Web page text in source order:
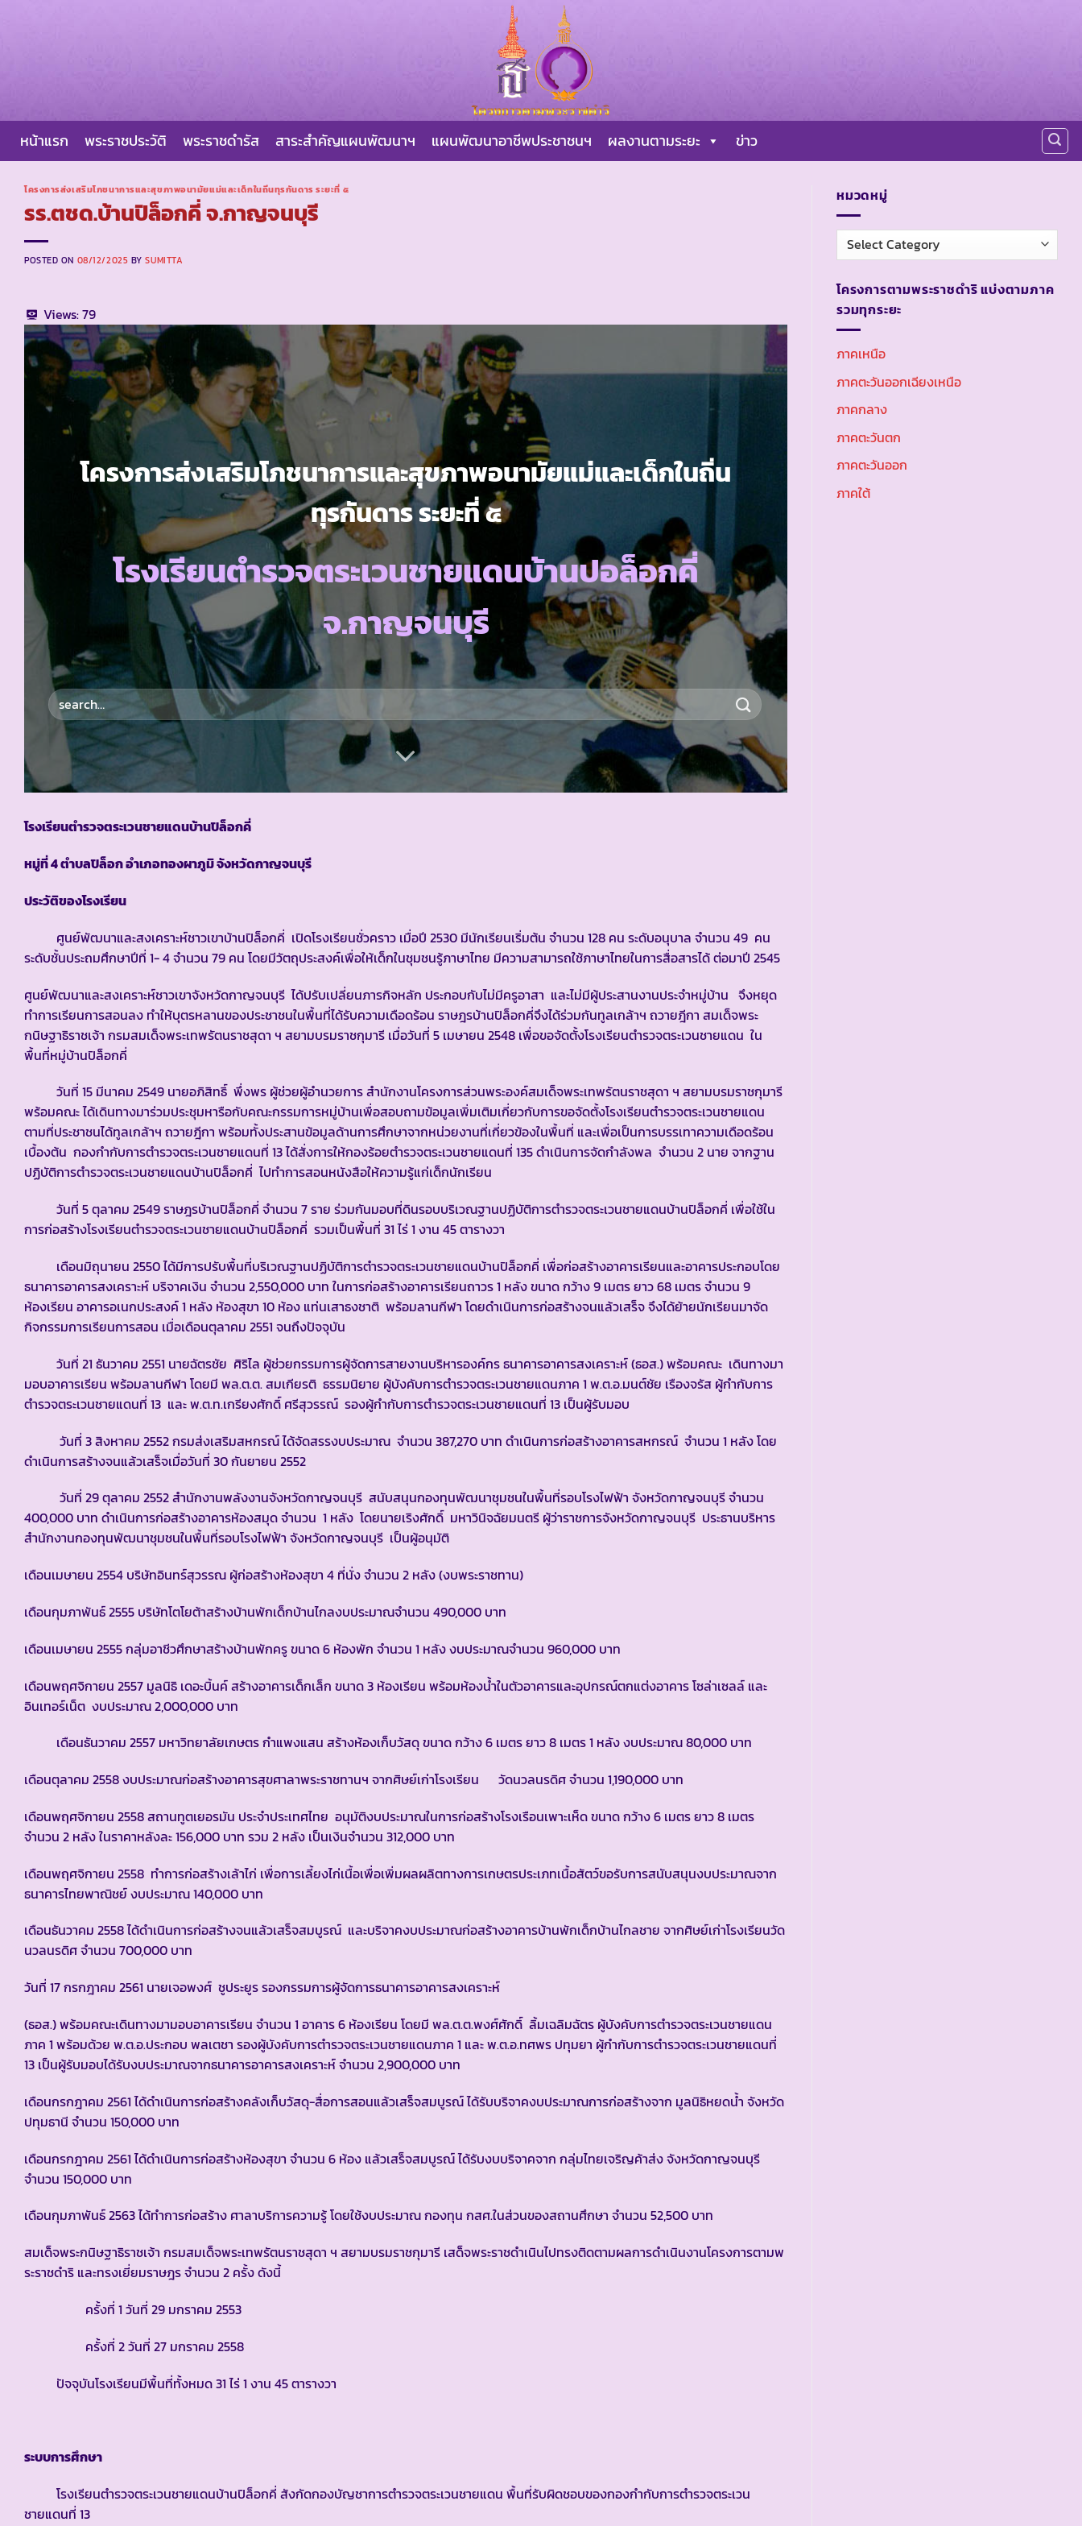
หน้าแรก พระราชประวัติ พระราชดำรัส สาระสำคัญแผนพัฒนาฯ แผนพัฒนาอาชีพประชาชนฯ ผลงานตามระยะ ข่าว
โครงการส่งเสริมโภชนาการและสุขภาพอนามัยแม่และเด็กในถิ่นทุรกันดาร ระยะที่ ๕
รร.ตชด.บ้านปิล็อกคี่ จ.กาญจนบุรี
POSTED ON 08/12/2025 BYSUMITTA
Views:79
โครงการส่งเสริมโภชนาการและสุขภาพอนามัยแม่และเด็กในถิ่น
ทุรกันดาร ระยะที่ ๕
โรงเรียนตำรวจตระเวนชายแดนบ้านปอล็อกคี่
จ.กาญจนบุรี
โรงเรียนตำรวจตระเวนชายแดนบ้านปิล็อกคี่
หมู่ที่4 ตำบลปิล็อก อำเภอทองผาภูมิ จังหวัดกาญจนบุรี
ประวัติของโรงเรียน
ศูนย์พัฒนาและสงเคราะห์ชาวเขาบ้านปิล็อกคี่ เปิดโรงเรียนชั่วคราว เมื่อปี 2530 มีนักเรียนเริ่มต้น จำนวน 128 คน ระดับอนุบาล จำนวน 49 คน
ระดับชั้นประถมศึกษาปีที่ 1- 4 จำนวน 79 คน โดยมีวัตถุประสงค์เพื่อให้เด็กในชุมชนรู้ภาษาไทย มีความสามารถใช้ภาษาไทยในการสื่อสารได้ ต่อมาปี 2545
ศูนย์พัฒนาและสงเคราะห์ชาวเขาจังหวัดกาญจนบุรี ได้ปรับเปลี่ยนภารกิจหลัก ประกอบกับไม่มีครูอาสา และไม่มีผู้ประสานงานประจำหมู่บ้าน จึงหยุด
ทำการเรียนการสอนลง ทำให้บุตรหลานของประชาชนในพื้นที่ได้รับความเดือดร้อน ราษฎรบ้านปิล็อกคี่จึงได้ร่วมกันทูลเกล้าฯ ถวายฎีกา สมเด็จพระ
กนิษฐาธิราชเจ้า กรมสมเด็จพระเทพรัตนราชสุดา ฯ สยามบรมราชกุมารี เมื่อวันที่ 5 เมษายน 2548 เพื่อขอจัดตั้งโรงเรียนตำรวจตระเวนชายแดน ใน
พื้นที่หมู่บ้านปิล็อกคี่
วันที่ 15 มีนาคม 2549 นายอภิสิทธิ์ พึ่งพร ผู้ช่วยผู้อำนวยการ สำนักงานโครงการส่วนพระองค์สมเด็จพระเทพรัตนราชสุดา ฯ สยามบรมราชกุมารี
พร้อมคณะ ได้เดินทางมาร่วมประชุมหารือกับคณะกรรมการหมู่บ้านเพื่อสอบถามข้อมูลเพิ่มเติมเกี่ยวกับการขอจัดตั้งโรงเรียนตำรวจตระเวนชายแดน
ตามที่ประชาชนได้ทูลเกล้าฯ ถวายฎีกา พร้อมทั้งประสานข้อมูลด้านการศึกษาจากหน่วยงานที่เกี่ยวข้องในพื้นที่ และเพื่อเป็นการบรรเทาความเดือดร้อน
เบื้องต้น กองกำกับการตำรวจตระเวนชายแดนที่ 13 ได้สั่งการให้กองร้อยตำรวจตระเวนชายแดนที่ 135 ดำเนินการจัดกำลังพล จำนวน 2 นาย จากฐาน
ปฏิบัติการตำรวจตระเวนชายแดนบ้านปิล็อกคี่ ไปทำการสอนหนังสือให้ความรู้แก่เด็กนักเรียน
วันที่ 5 ตุลาคม 2549 ราษฎรบ้านปิล็อกคี่ จำนวน 7 ราย ร่วมกันมอบที่ดินรอบบริเวณฐานปฏิบัติการตำรวจตระเวนชายแดนบ้านปิล็อกคี่ เพื่อใช้ใน
การก่อสร้างโรงเรียนตำรวจตระเวนชายแดนบ้านปิล็อกคี่ รวมเป็นพื้นที่ 31 ไร่ 1 งาน 45 ตารางวา
เดือนมิถุนายน 2550 ได้มีการปรับพื้นที่บริเวณฐานปฏิบัติการตำรวจตระเวนชายแดนบ้านปิล็อกคี่ เพื่อก่อสร้างอาคารเรียนและอาคารประกอบโดย
ธนาคารอาคารสงเคราะห์ บริจาคเงิน จำนวน 2,550,000 บาท ในการก่อสร้างอาคารเรียนถาวร 1 หลัง ขนาด กว้าง 9 เมตร ยาว 68 เมตร จำนวน 9
ห้องเรียน อาคารอเนกประสงค์ 1 หลัง ห้องสุขา 10 ห้อง แท่นเสาธงชาติ พร้อมลานกีฬา โดยดำเนินการก่อสร้างจนแล้วเสร็จ จึงได้ย้ายนักเรียนมาจัด
กิจกรรมการเรียนการสอน เมื่อเดือนตุลาคม 2551 จนถึงปัจจุบัน
วันที่ 21 ธันวาคม 2551 นายฉัตรชัย ศิริไล ผู้ช่วยกรรมการผู้จัดการสายงานบริหารองค์กร ธนาคารอาคารสงเคราะห์ (ธอส.) พร้อมคณะ เดินทางมา
มอบอาคารเรียน พร้อมลานกีฬา โดยมี พล.ต.ต. สมเกียรติ ธรรมนิยาย ผู้บังคับการตำรวจตระเวนชายแดนภาค 1 พ.ต.อ.มนต์ชัย เรืองจรัส ผู้กำกับการ
ตำรวจตระเวนชายแดนที่ 13 และ พ.ต.ท.เกรียงศักดิ์ ศรีสุวรรณ์ รองผู้กำกับการตำรวจตระเวนชายแดนที่ 13 เป็นผู้รับมอบ
วันที่ 3 สิงหาคม 2552 กรมส่งเสริมสหกรณ์ ได้จัดสรรงบประมาณ จำนวน 387,270 บาท ดำเนินการก่อสร้างอาคารสหกรณ์ จำนวน 1 หลัง โดย
ดำเนินการสร้างจนแล้วเสร็จเมื่อวันที่ 30 กันยายน 2552
วันที่ 29 ตุลาคม 2552 สำนักงานพลังงานจังหวัดกาญจนบุรี สนับสนุนกองทุนพัฒนาชุมชนในพื้นที่รอบโรงไฟฟ้า จังหวัดกาญจนบุรี จำนวน
400,000 บาท ดำเนินการก่อสร้างอาคารห้องสมุด จำนวน 1 หลัง โดยนายเริงศักดิ์ มหาวินิจฉัยมนตรี ผู้ว่าราชการจังหวัดกาญจนบุรี ประธานบริหาร
สำนักงานกองทุนพัฒนาชุมชนในพื้นที่รอบโรงไฟฟ้า จังหวัดกาญจนบุรี เป็นผู้อนุมัติ
เดือนเมษายน 2554 บริษัทอินทร์สุวรรณ ผู้ก่อสร้างห้องสุขา 4 ที่นั่ง จำนวน 2 หลัง (งบพระราชทาน)
เดือนกุมภาพันธ์ 2555 บริษัทโตโยต้าสร้างบ้านพักเด็กบ้านไกลงบประมาณจำนวน 490,000 บาท
เดือนเมษายน 2555 กลุ่มอาชีวศึกษาสร้างบ้านพักครู ขนาด 6 ห้องพัก จำนวน 1 หลัง งบประมาณจำนวน 960,000 บาท
เดือนพฤศจิกายน 2557 มูลนิธิ เดอะบิ้นค์ สร้างอาคารเด็กเล็ก ขนาด 3 ห้องเรียน พร้อมห้องน้ำในตัวอาคารและอุปกรณ์ตกแต่งอาคาร โซล่าเซลล์ และ
อินเทอร์เน็ต งบประมาณ 2,000,000 บาท
เดือนธันวาคม 2557 มหาวิทยาลัยเกษตร กำแพงแสน สร้างห้องเก็บวัสดุ ขนาด กว้าง 6 เมตร ยาว 8 เมตร 1 หลัง งบประมาณ 80,000 บาท
เดือนตุลาคม 2558 งบประมาณก่อสร้างอาคารสุขศาลาพระราชทานฯ จากศิษย์เก่าโรงเรียน วัดนวลนรดิศ จำนวน 1,190,000 บาท
เดือนพฤศจิกายน 2558 สถานทูตเยอรมัน ประจำประเทศไทย อนุมัติงบประมาณในการก่อสร้างโรงเรือนเพาะเห็ด ขนาด กว้าง 6 เมตร ยาว 8 เมตร
จำนวน 2 หลัง ในราคาหลังละ 156,000 บาท รวม 2 หลัง เป็นเงินจำนวน 312,000 บาท
เดือนพฤศจิกายน 2558 ทำการก่อสร้างเล้าไก่ เพื่อการเลี้ยงไก่เนื้อเพื่อเพิ่มผลผลิตทางการเกษตรประเภทเนื้อสัตว์ขอรับการสนับสนุนงบประมาณจาก
ธนาคารไทยพาณิชย์ งบประมาณ 140,000 บาท
เดือนธันวาคม 2558 ได้ดำเนินการก่อสร้างจนแล้วเสร็จสมบูรณ์ และบริจาคงบประมาณก่อสร้างอาคารบ้านพักเด็กบ้านไกลชาย จากศิษย์เก่าโรงเรียนวัด
นวลนรดิศ จำนวน 700,000 บาท
วันที่ 17 กรกฎาคม 2561 นายเจอพงศ์ ชูประยูร รองกรรมการผู้จัดการธนาคารอาคารสงเคราะห์
(ธอส.) พร้อมคณะเดินทางมามอบอาคารเรียน จำนวน 1 อาคาร 6 ห้องเรียน โดยมี พล.ต.ต.พงศ์ศักดิ์ ลิ้มเฉลิมฉัตร ผู้บังคับการตำรวจตระเวนชายแดน
ภาค 1 พร้อมด้วย พ.ต.อ.ประกอบ พลเตชา รองผู้บังคับการตำรวจตระเวนชายแดนภาค 1 และ พ.ต.อ.ทศพร ปทุมยา ผู้กำกับการตำรวจตระเวนชายแดนที่
13 เป็นผู้รับมอบได้รับงบประมาณจากธนาคารอาคารสงเคราะห์ จำนวน 2,900,000 บาท
เดือนกรกฎาคม 2561 ได้ดำเนินการก่อสร้างคลังเก็บวัสดุ-สื่อการสอนแล้วเสร็จสมบูรณ์ ได้รับบริจาคงบประมาณการก่อสร้างจาก มูลนิธิหยดน้ำ จังหวัด
ปทุมธานี จำนวน 150,000 บาท
เดือนกรกฎาคม 2561 ได้ดำเนินการก่อสร้างห้องสุขา จำนวน 6 ห้อง แล้วเสร็จสมบูรณ์ ได้รับงบบริจาคจาก กลุ่มไทยเจริญค้าส่ง จังหวัดกาญจนบุรี
จำนวน 150,000 บาท
เดือนกุมภาพันธ์ 2563 ได้ทำการก่อสร้าง ศาลาบริการความรู้ โดยใช้งบประมาณ กองทุน กสศ.ในส่วนของสถานศึกษา จำนวน 52,500 บาท
สมเด็จพระกนิษฐาธิราชเจ้า กรมสมเด็จพระเทพรัตนราชสุดา ฯ สยามบรมราชกุมารี เสด็จพระราชดำเนินไปทรงติดตามผลการดำเนินงานโครงการตามพ
ระราชดำริ และทรงเยี่ยมราษฎร จำนวน 2 ครั้ง ดังนี้
ครั้งที่ 1 วันที่ 29 มกราคม 2553
ครั้งที่ 2 วันที่ 27 มกราคม 2558
ปัจจุบันโรงเรียนมีพื้นที่ทั้งหมด 31 ไร่ 1 งาน 45 ตารางวา
ระบบการศึกษา
โรงเรียนตำรวจตระเวนชายแดนบ้านปิล็อกคี่ สังกัดกองบัญชาการตำรวจตระเวนชายแดน พื้นที่รับผิดชอบของกองกำกับการตำรวจตระเวน
ชายแดนที่ 13
หมวดหมู่
หมวด
หมู่
โครงการตามพระราชดำริ แบ่งตามภาค
รวมทุกระยะ
ภาคเหนือ
ภาคตะวันออกเฉียงเหนือ
ภาคกลาง
ภาคตะวันตก
ภาคตะวันออก
ภาคใต้